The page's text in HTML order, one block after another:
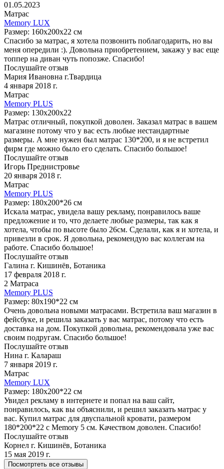
01.05.2023
Матрас
Memory LUX
Размер: 160x200x22 см
Спасибо за матрас, я хотела позвонить поблагодарить, но вы
меня опередили :). Довольна приобретением, закажу у вас еще
топпер на диван чуть попозже. Спасибо!
Послушайте отзыв
Мария Ивановна г.Твардица
4 января 2018 г.
Матрас
Memory PLUS
Размер: 130х200х22
Матрас отличный, покупкой доволен. Заказал матрас в вашем
магазине потому что у вас есть любые нестандартные
размеры. А мне нужен был матрас 130*200, и я не встретил
фирм где можно было его сделать. Спасибо большое!
Послушайте отзыв
Игорь Преднистровье
20 января 2018 г.
Матрас
Memory PLUS
Размер: 180x200*26 см
Искала матрас, увидела вашу рекламу, понравилось ваше
предложение и то, что делаете любые размеры, так как я
хотела, чтобы по высоте было 26см. Сделали, как я и хотела, и
привезли в срок. Я довольна, рекомендую вас коллегам на
работе. Спасибо большое!
Послушайте отзыв
Галина г. Кишинёв, Ботаника
17 февраля 2018 г.
2 Матраса
Memory PLUS
Размер: 80x190*22 см
Очень довольна новыми матрасами. Встретила ваш магазин в
фейсбуке, и решила заказать у вас матрас, потому что есть
доставка на дом. Покупкой довольна, рекомендовала уже вас
своим подругам. Спасибо большое!
Послушайте отзыв
Нина г. Калараш
7 января 2019 г.
Матрас
Memory LUX
Размер: 180x200*22 см
Увидел рекламу в интернете и попал на ваш сайт,
понравилось, как вы объяснили, и решил заказать матрас у
вас. Купил матрас для двуспальной кровати, размером
180*200*22 с Memory 5 см. Качеством доволен. Спасибо!
Послушайте отзыв
Корнел г. Кишинёв, Ботаника
15 мая 2019 г.
Посмотртеть все отзывы